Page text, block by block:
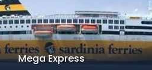
Mega Express